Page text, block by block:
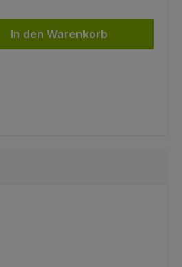
ein oder benutze die Schaltflächen
In den Warenkorb